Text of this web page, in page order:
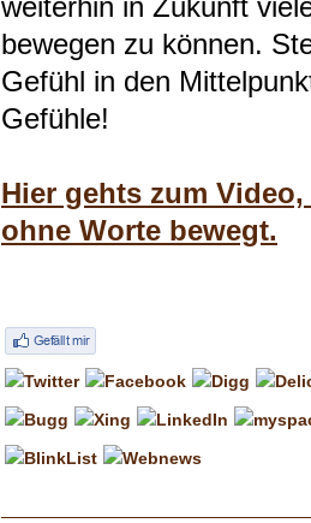
weiterhin in Zukunft
bewegen zu können.
Gefühl in den
Gefühle!
Hier gehts zum
ohne Worte bewegt.